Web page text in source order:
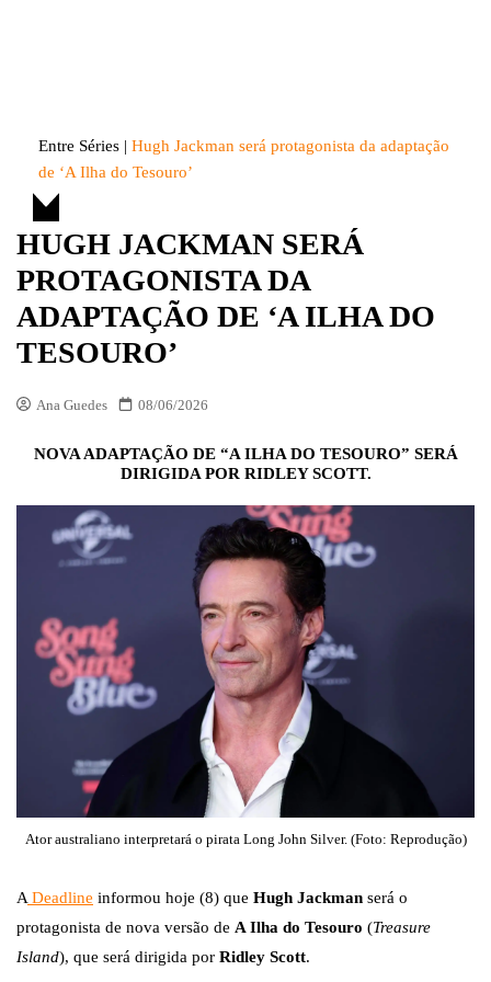
Entre Séries | Hugh Jackman será protagonista da adaptação
de ‘A Ilha do Tesouro’
HUGH JACKMAN SERÁ
PROTAGONISTA DA
ADAPTAÇÃO DE ‘A ILHA DO
TESOURO’
Ana Guedes 08/06/2026
NOVA ADAPTAÇÃO DE “A ILHA DO TESOURO” SERÁ
DIRIGIDA POR RIDLEY SCOTT.
Ator australiano interpretará o pirata Long John Silver. (Foto: Reprodução)
A Deadline informou hoje (8) que Hugh Jackman será o
protagonista de nova versão de A Ilha do Tesouro (Treasure
Island), que será dirigida por Ridley Scott.